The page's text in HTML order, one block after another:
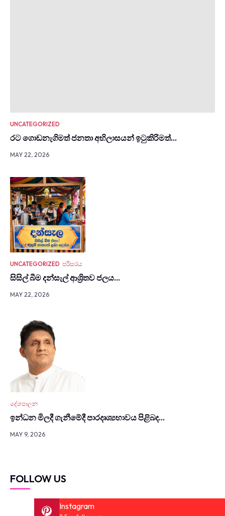
UNCATEGORIZED
රට ගොඩනැගිමත් ජනතා අභිලාසයන් ඉටුකිරිමත්…
MAY 22, 2026
UNCATEGORIZED පරිසරය
සිසිල් බීම දන්සැල් ආශ්‍රිතව ජලය…
MAY 22, 2026
දේශපාලන
ඉන්ධන මිලදී ගැනී­මේදී පාර­දෘ­ශ්‍ය­භා­වය පිළිබද…
MAY 9, 2026
FOLLOW US
Instagram